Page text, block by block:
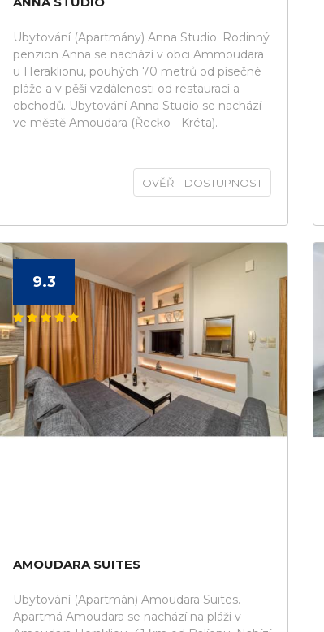
Ubytování (Apartmány) Anna Studio. Rodinný
penzion Anna se nachází v obci Ammoudara
u Heraklionu, pouhých 70 metrů od písečné
pláže a v pěší vzdálenosti od restaurací a
obchodů. Ubytování Anna Studio se nachází
ve městě Amoudara (Řecko - Kréta).
OVĚŘIT DOSTUPNOST
9.3
AMOUDARA SUITES
Ubytování (Apartmán) Amoudara Suites.
Apartmá Amoudara se nachází na pláži v